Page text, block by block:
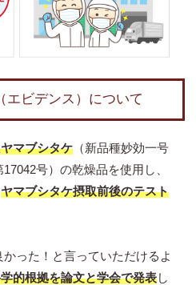
エビデンス）について
マブシタケ（新品種妙効一号
号）の乾燥品を使用し、
ヤマブシタケ摂取前後のテスト
かった！と言っていただけるよ
的根拠を論文と学会で発表し